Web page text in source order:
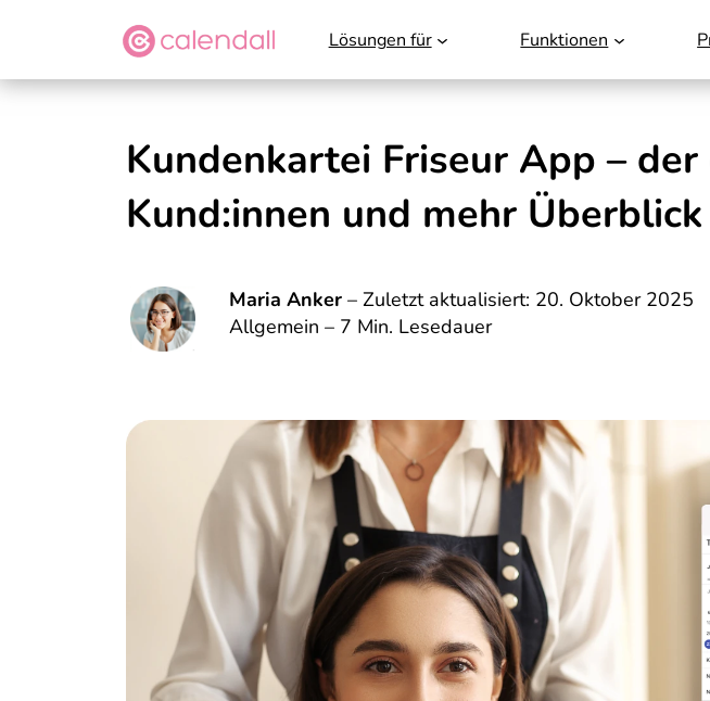
Lösungen für Funktionen
Kundenkartei Friseur App –
Kund:innen und mehr
Maria Anker– Zuletzt aktualisiert: 20. Oktober 2025
Allgemein – 7 Min. Lesedauer